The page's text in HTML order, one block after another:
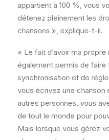
appartient à 100 %, vous
détenez pleinement les
chansons », explique-t-il.
« Le fait d’avoir ma propre
également permis de
synchronisation et de
vous écrivez une chanson
autres personnes, vous
de tout le monde pour
Mais lorsque vous gérez